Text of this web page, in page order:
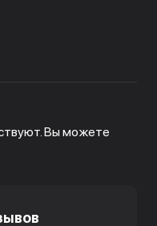
Вы можете